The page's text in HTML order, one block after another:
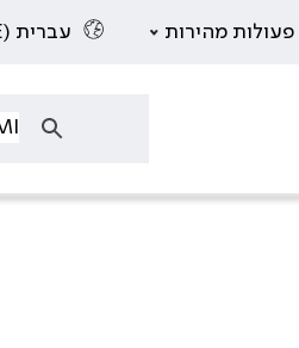
פעולות מהירות עברית (HE)